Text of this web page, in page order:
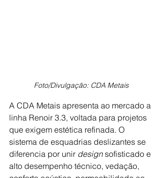
Foto/Divulgação: CDA Metais
A CDA Metais apresenta ao mercado a
linha Renoir 3.3, voltada para projetos
que exigem estética refinada. O
sistema de esquadrias deslizantes se
diferencia por unir design sofisticado e
alto desempenho técnico, vedação,